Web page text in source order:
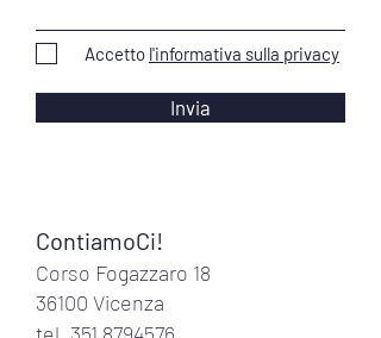
ContiamoCi!
Corso Fogazzaro 18
36100 Vicenza
Accetto l'informativa sulla privacy
Invia